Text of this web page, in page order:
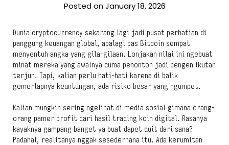
Posted on January 18, 2026
Dunia cryptocurrency sekarang lagi jadi pusat perhatian di
panggung keuangan global, apalagi pas Bitcoin sempat
menyentuh angka yang gila-gilaan. Lonjakan nilai ini ngebuat
minat mereka yang awalnya cuma penonton jadi pengen ikutan
terjun. Tapi, kalian perlu hati-hati karena di balik
gemerlapnya keuntungan, ada risiko besar yang ngumpet.
Kalian mungkin sering ngelihat di media sosial gimana orang-
orang pamer profit dari hasil trading koin digital. Rasanya
kayaknya gampang banget ya buat dapet duit dari sana?
Padahal, realitanya nggak sesederhana itu. Ada kerumitan